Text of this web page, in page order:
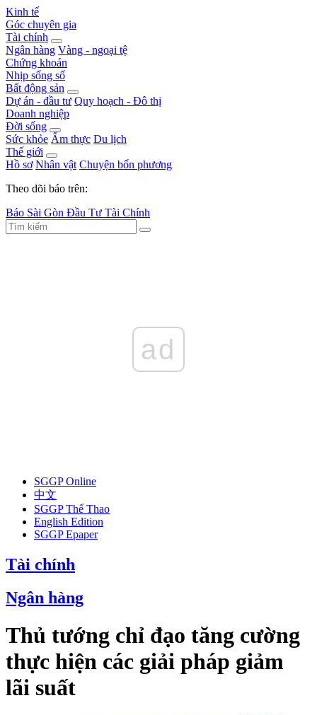
Kinh tế
Góc chuyên gia
Tài chính
Ngân hàng Vàng - ngoại tệ
Chứng khoán
Nhịp sống số
Bất động sản
Dự án - đầu tư Quy hoạch - Đô thị
Doanh nghiệp
Đời sống
Sức khỏe Ẩm thực Du lịch
Thế giới
Hồ sơ Nhân vật Chuyện bốn phương
Theo dõi báo trên:
Báo Sài Gòn Đầu Tư Tài Chính
ad
SGGP Online
中文
SGGP Thể Thao
English Edition
SGGP Epaper
Tài chính
Ngân hàng
Thủ tướng chỉ đạo tăng cường
thực hiện các giải pháp giảm
lãi suất